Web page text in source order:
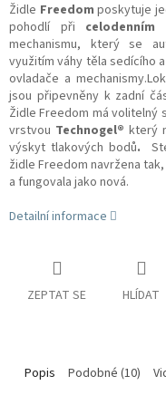
Židle Freedomposkytuje
pohodlí při
celodenním
mechanismu, který se
využitím váhy těla sedícího
ovladače a mechanismy.
jsou připevněny k zadní
Židle Freedom má volitelný
vrstvou Technogel® který
výskyt tlakových bodů.
židle Freedom navržena
a fungovala jako nová.
Detailní informace
ZEPTAT SE HLÍDAT
Popis Podobné (10)